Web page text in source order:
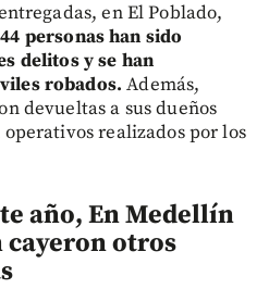
en El Poblado,
personas han sido
delitos y se han
robados. Además,
devueltas a sus dueños
realizados por los
año, En Medellín
otros